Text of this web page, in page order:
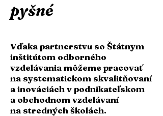
pyšné
Vďaka partnerstvu so Štátnym
inštitútom odborného
vzdelávania môžeme pracovať
na systematickom skvalitňovaní
a inováciách v podnikateľskom
a obchodnom vzdelávaní
na stredných školách.